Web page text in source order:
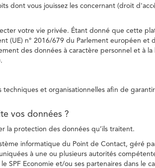
dont vous jouissez les concernant (droit
votre vie privée. Étant donné que cette
(UE) n° 2016/679 du Parlement européen et
des données à caractère personnel et à
et organisationnelles afin de
vos données ?
la protection des données qu’ils traitent.
informatique du Point de Contact, géré
à une ou plusieurs autorités
SPF Economie et/ou ses partenaires dans le